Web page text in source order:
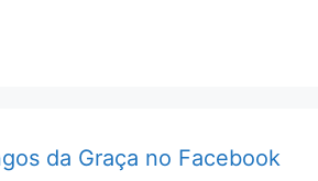
da Graça no Facebook